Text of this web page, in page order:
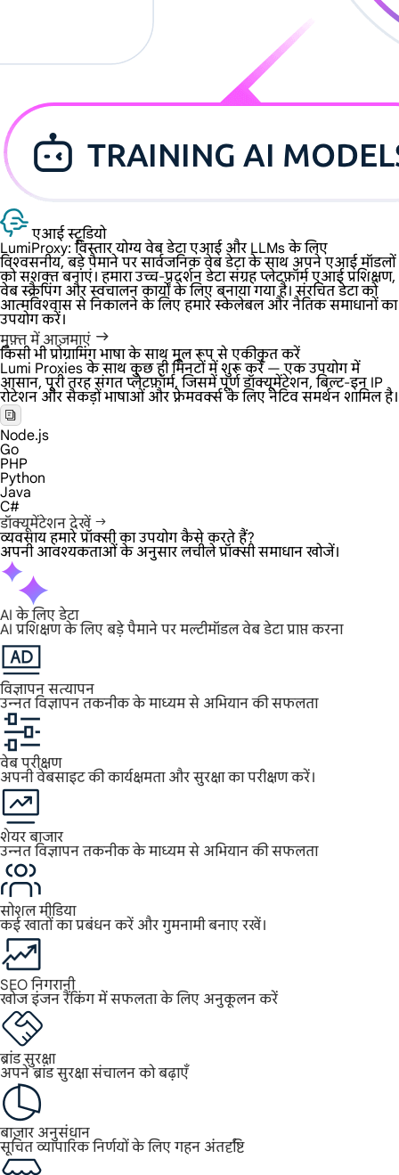
एआई स्टूडियो
LumiProxy: विस्तार योग्य वेब डेटाएआई और LLMs के लिए
विश्वसनीय, बड़े पैमाने पर सार्वजनिक वेब डेटा के साथ अपने एआई मॉडलों
को सशक्त बनाएं। हमारा उच्च-प्रदर्शन डेटा संग्रह प्लेटफ़ॉर्म एआई प्रशिक्षण,
वेब स्क्रैपिंग और स्वचालन कार्यों के लिए बनाया गया है। संरचित डेटा को
आत्मविश्वास से निकालने के लिए हमारे स्केलेबल और नैतिक समाधानों का
उपयोग करें।
मुफ़्त में आज़माएं
किसी भी प्रोग्रामिंग भाषा के साथ मूल रूप से एकीकृत करें
Lumi Proxies के साथ कुछ ही मिनटों में शुरू करें — एक उपयोग में
आसान, पूरी तरह संगत प्लेटफ़ॉर्म, जिसमें पूर्ण डॉक्यूमेंटेशन, बिल्ट-इन IP
रोटेशन और सैकड़ों भाषाओं और फ़्रेमवर्क्स के लिए नेटिव समर्थन शामिल है।
Node.js
Go
PHP
Python
Java
C#
डॉक्यूमेंटेशन देखें
व्यवसाय हमारे प्रॉक्सी का उपयोग कैसे करते हैं?
अपनी आवश्यकताओं के अनुसार लचीले प्रॉक्सी समाधान खोजें।
AI के लिए डेटा
AI प्रशिक्षण के लिए बड़े पैमाने पर मल्टीमॉडल वेब डेटा प्राप्त करना
विज्ञापन सत्यापन
उन्नत विज्ञापन तकनीक के माध्यम से अभियान की सफलता
वेब परीक्षण
अपनी वेबसाइट की कार्यक्षमता और सुरक्षा का परीक्षण करें।
शेयर बाजार
उन्नत विज्ञापन तकनीक के माध्यम से अभियान की सफलता
सोशल मीडिया
कई खातों का प्रबंधन करें और गुमनामी बनाए रखें।
SEO निगरानी
खोज इंजन रैंकिंग में सफलता के लिए अनुकूलन करें
ब्रांड सुरक्षा
अपने ब्रांड सुरक्षा संचालन को बढ़ाएँ
बाज़ार अनुसंधान
सूचित व्यापारिक निर्णयों के लिए गहन अंतर्दृष्टि